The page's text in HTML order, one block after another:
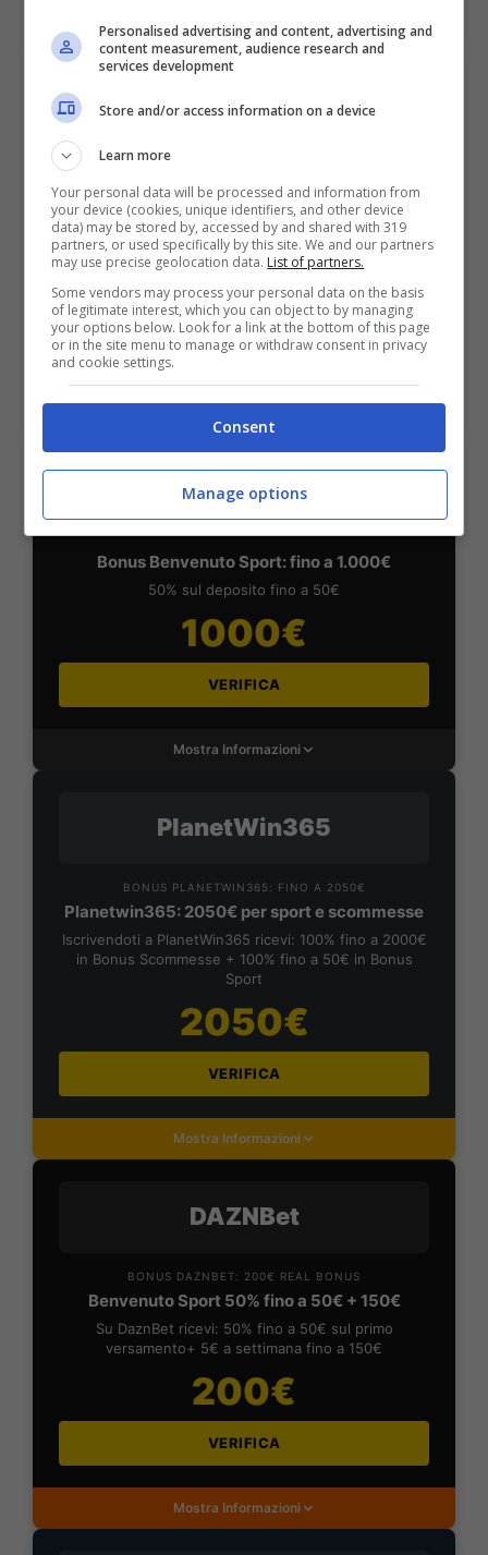
Mostra Informazioni
BONUS BENVENUTO LOTTOMATICA: 2050€
Fino a 2050€ bonus scommesse e sport
Per i nuovi utenti della piattaforma: 100% fino a 50€ in
Bonus Scommesse + 100% fino a 2000€ in Bonus
Sport
2050€
VERIFICA
SNAI
Bonus Benvenuto Sport: fino a 1.000€
50% sul deposito fino a 50€
1000€
VERIFICA
Mostra Informazioni
PlanetWin365
BONUS PLANETWIN365: FINO A 2050€
Planetwin365: 2050€ per sport e scommesse
Iscrivendoti a PlanetWin365 ricevi: 100% fino a 2000€
in Bonus Scommesse + 100% fino a 50€ in Bonus
Sport
2050€
VERIFICA
Mostra Informazioni
DAZNBet
BONUS DAZNBET: 200€ REAL BONUS
Benvenuto Sport 50% fino a 50€ + 150€
Su DaznBet ricevi: 50% fino a 50€ sul primo
versamento+ 5€ a settimana fino a 150€
200€
VERIFICA
Mostra Informazioni
Personalised advertising and content, advertising and
content measurement, audience research and
services development
Store and/or access information on a device
Learn more
Your personal data will be processed and information from
your device (cookies, unique identifiers, and other device
data) may be stored by, accessed by and shared with 319
partners, or used specifically by this site. We and our partners
may use precise geolocation data. List of partners.
Some vendors may process your personal data on the basis
of legitimate interest, which you can object to by managing
your options below. Look for a link at the bottom of this page
or in the site menu to manage or withdraw consent in privacy
and cookie settings.
Consent
Manage options